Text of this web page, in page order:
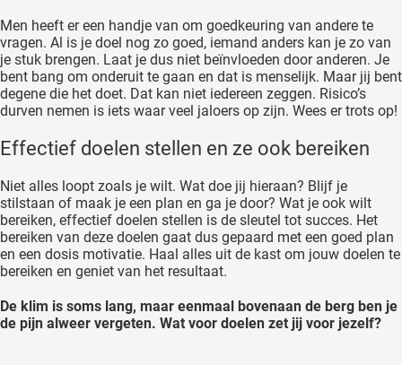
Men heeft er een handje van om goedkeuring van andere te
vragen. Al is je doel nog zo goed, iemand anders kan je zo van
je stuk brengen. Laat je dus niet beïnvloeden door anderen. Je
bent bang om onderuit te gaan en dat is menselijk. Maar jij bent
degene die het doet. Dat kan niet iedereen zeggen. Risico’s
durven nemen is iets waar veel jaloers op zijn. Wees er trots op!
Effectief doelen stellen en ze ook bereiken
Niet alles loopt zoals je wilt. Wat doe jij hieraan? Blijf je
stilstaan of maak je een plan en ga je door? Wat je ook wilt
bereiken, effectief doelen stellen is de sleutel tot succes. Het
bereiken van deze doelen gaat dus gepaard met een goed plan
en een dosis motivatie. Haal alles uit de kast om jouw doelen te
bereiken en geniet van het resultaat.
De klim is soms lang, maar eenmaal bovenaan de berg ben je
de pijn alweer vergeten. Wat voor doelen zet jij voor jezelf?